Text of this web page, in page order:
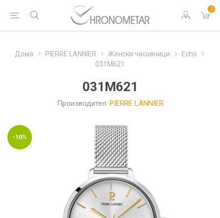
0
Дома PIERRE LANNIER Женски часовници
Echo
031M621
031M621
Производител: PIERRE LANNIER
-10%